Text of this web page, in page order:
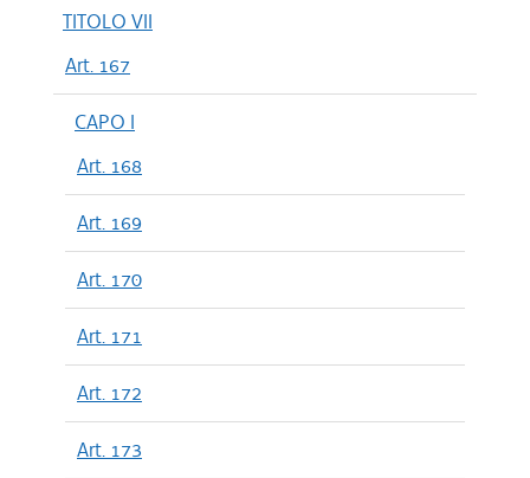
TITOLO VII
Art. 167
CAPO I
Art. 168
Art. 169
Art. 170
Art. 171
Art. 172
Art. 173